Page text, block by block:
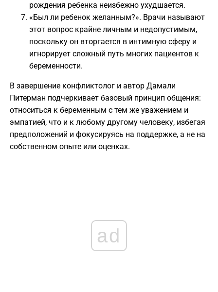
рождения ребенка неизбежно ухудшается.
«Был ли ребенок желанным?». Врачи называют
этот вопрос крайне личным и недопустимым,
поскольку он вторгается в интимную сферу и
игнорирует сложный путь многих пациентов к
беременности.
В завершение конфликтолог и автор Дамали
Питерман подчеркивает базовый принцип общения:
относиться к беременным с тем же уважением и
эмпатией, что и к любому другому человеку, избегая
предположений и фокусируясь на поддержке, а не на
собственном опыте или оценках.
ad